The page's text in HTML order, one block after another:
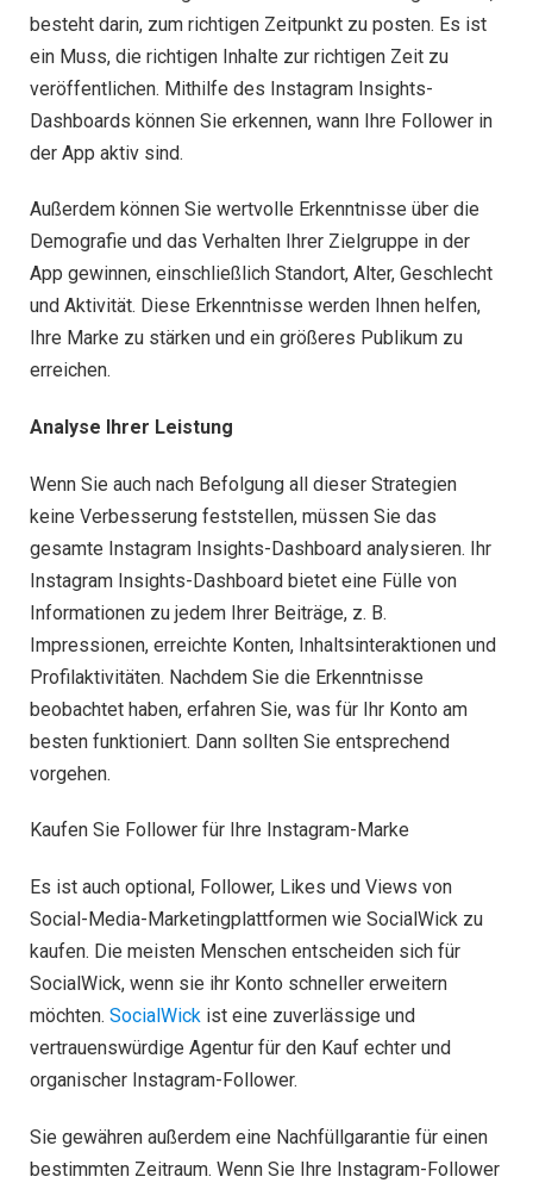
besteht darin, zum richtigen Zeitpunkt zu posten. Es ist
ein Muss, die richtigen Inhalte zur richtigen Zeit zu
veröffentlichen. Mithilfe des Instagram Insights-
Dashboards können Sie erkennen, wann Ihre Follower in
der App aktiv sind.
Außerdem können Sie wertvolle Erkenntnisse über die
Demografie und das Verhalten Ihrer Zielgruppe in der
App gewinnen, einschließlich Standort, Alter, Geschlecht
und Aktivität. Diese Erkenntnisse werden Ihnen helfen,
Ihre Marke zu stärken und ein größeres Publikum zu
erreichen.
Analyse Ihrer Leistung
Wenn Sie auch nach Befolgung all dieser Strategien
keine Verbesserung feststellen, müssen Sie das
gesamte Instagram Insights-Dashboard analysieren. Ihr
Instagram Insights-Dashboard bietet eine Fülle von
Informationen zu jedem Ihrer Beiträge, z. B.
Impressionen, erreichte Konten, Inhaltsinteraktionen und
Profilaktivitäten. Nachdem Sie die Erkenntnisse
beobachtet haben, erfahren Sie, was für Ihr Konto am
besten funktioniert. Dann sollten Sie entsprechend
vorgehen.
Kaufen Sie Follower für Ihre Instagram-Marke
Es ist auch optional, Follower, Likes und Views von
Social-Media-Marketingplattformen wie SocialWick zu
kaufen. Die meisten Menschen entscheiden sich für
SocialWick, wenn sie ihr Konto schneller erweitern
möchten. SocialWick ist eine zuverlässige und
vertrauenswürdige Agentur für den Kauf echter und
organischer Instagram-Follower.
Sie gewähren außerdem eine Nachfüllgarantie für einen
bestimmten Zeitraum. Wenn Sie Ihre Instagram-Follower